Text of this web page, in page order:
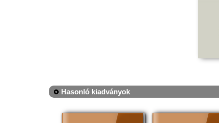
Hasonló kiadványok